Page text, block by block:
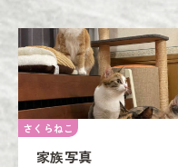
さくらねこ
家族写真